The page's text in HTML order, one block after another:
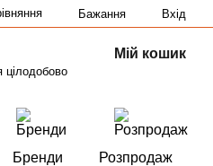
Бажання Вхід
Мій кошик
Бренди Розпродаж